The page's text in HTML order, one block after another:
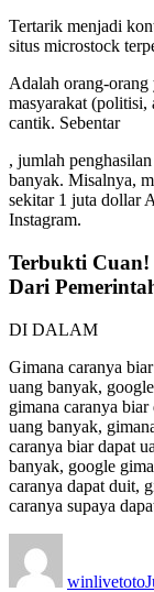
Tertarik menjadi
situs microstock
Adalah orang-orang
masyarakat (politisi,
cantik. Sebentar
, jumlah
banyak. Misalnya,
sekitar 1 juta dollar
Instagram.
Terbukti Cuan!
Dari
DI DALAM
Gimana caranya
uang banyak,
gimana caranya
uang banyak,
caranya biar dapat
banyak, google
caranya dapat duit,
caranya supaya
winlivetoto